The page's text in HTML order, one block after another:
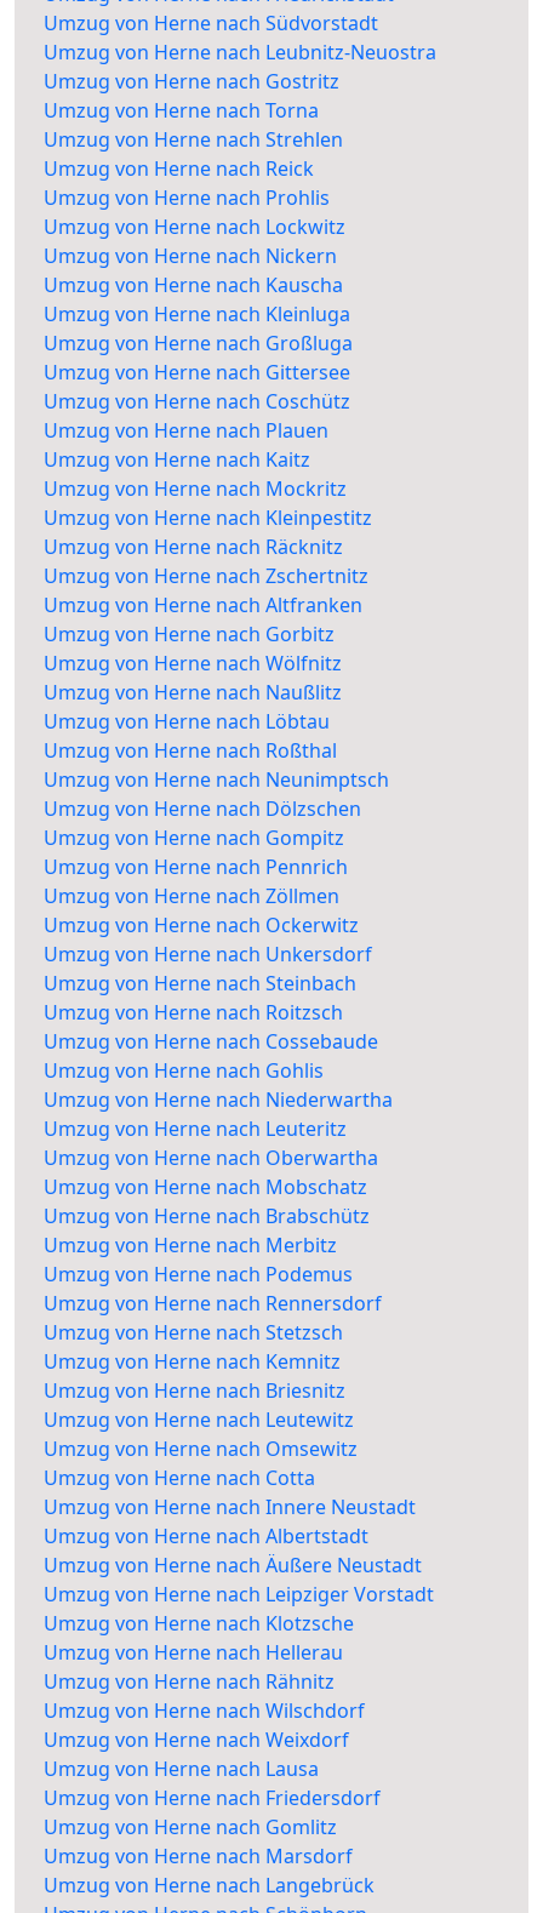
Umzug von Herne nach Südvorstadt
Umzug von Herne nach Leubnitz-Neuostra
Umzug von Herne nach Gostritz
Umzug von Herne nach Torna
Umzug von Herne nach Strehlen
Umzug von Herne nach Reick
Umzug von Herne nach Prohlis
Umzug von Herne nach Lockwitz
Umzug von Herne nach Nickern
Umzug von Herne nach Kauscha
Umzug von Herne nach Kleinluga
Umzug von Herne nach Großluga
Umzug von Herne nach Gittersee
Umzug von Herne nach Coschütz
Umzug von Herne nach Plauen
Umzug von Herne nach Kaitz
Umzug von Herne nach Mockritz
Umzug von Herne nach Kleinpestitz
Umzug von Herne nach Räcknitz
Umzug von Herne nach Zschertnitz
Umzug von Herne nach Altfranken
Umzug von Herne nach Gorbitz
Umzug von Herne nach Wölfnitz
Umzug von Herne nach Naußlitz
Umzug von Herne nach Löbtau
Umzug von Herne nach Roßthal
Umzug von Herne nach Neunimptsch
Umzug von Herne nach Dölzschen
Umzug von Herne nach Gompitz
Umzug von Herne nach Pennrich
Umzug von Herne nach Zöllmen
Umzug von Herne nach Ockerwitz
Umzug von Herne nach Unkersdorf
Umzug von Herne nach Steinbach
Umzug von Herne nach Roitzsch
Umzug von Herne nach Cossebaude
Umzug von Herne nach Gohlis
Umzug von Herne nach Niederwartha
Umzug von Herne nach Leuteritz
Umzug von Herne nach Oberwartha
Umzug von Herne nach Mobschatz
Umzug von Herne nach Brabschütz
Umzug von Herne nach Merbitz
Umzug von Herne nach Podemus
Umzug von Herne nach Rennersdorf
Umzug von Herne nach Stetzsch
Umzug von Herne nach Kemnitz
Umzug von Herne nach Briesnitz
Umzug von Herne nach Leutewitz
Umzug von Herne nach Omsewitz
Umzug von Herne nach Cotta
Umzug von Herne nach Innere Neustadt
Umzug von Herne nach Albertstadt
Umzug von Herne nach Äußere Neustadt
Umzug von Herne nach Leipziger Vorstadt
Umzug von Herne nach Klotzsche
Umzug von Herne nach Hellerau
Umzug von Herne nach Rähnitz
Umzug von Herne nach Wilschdorf
Umzug von Herne nach Weixdorf
Umzug von Herne nach Lausa
Umzug von Herne nach Friedersdorf
Umzug von Herne nach Gomlitz
Umzug von Herne nach Marsdorf
Umzug von Herne nach Langebrück